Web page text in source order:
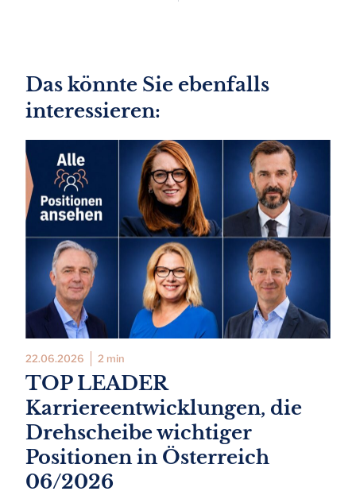
Das könnte Sie ebenfalls
interessieren:
22.06.2026 2 min
TOP LEADER
Karriereentwicklungen, die
Drehscheibe wichtiger
Positionen in Österreich
06/2026